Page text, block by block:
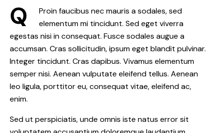
Q
Proin faucibus nec mauris a sodales, sed
elementum mi tincidunt. Sed eget viverra
egestas nisi in consequat. Fusce sodales augue a
accumsan. Cras sollicitudin, ipsum eget blandit pulvinar.
Integer tincidunt. Cras dapibus. Vivamus elementum
semper nisi. Aenean vulputate eleifend tellus. Aenean
leo ligula, porttitor eu, consequat vitae, eleifend ac,
enim.
Sed ut perspiciatis, unde omnis iste natus error sit